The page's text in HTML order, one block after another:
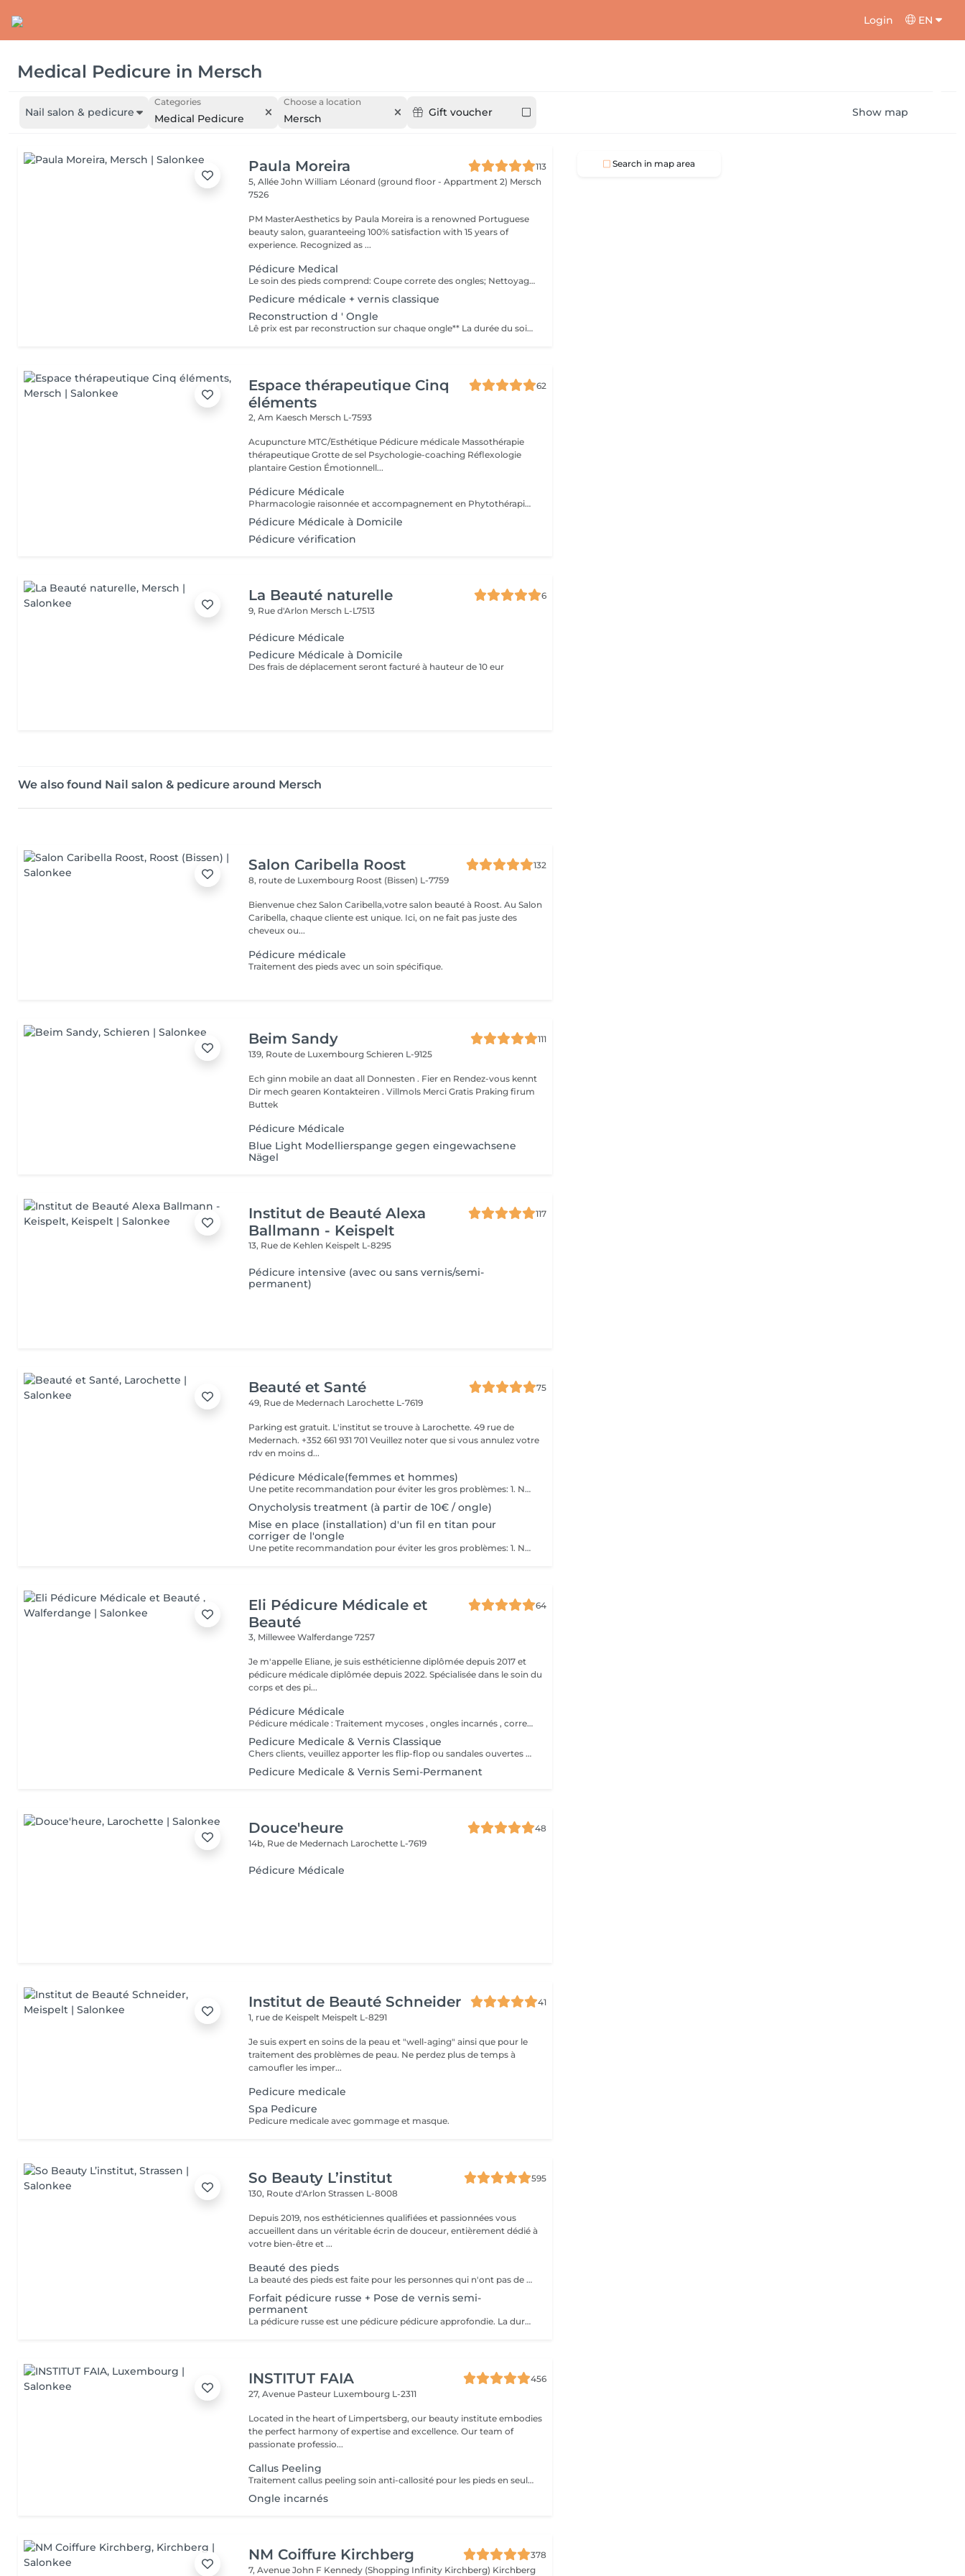
Login EN
Medical Pedicure in Mersch
Nail salon & pedicure
Categories
Medical Pedicure
Choose a location
Mersch Gift voucher Show map
Paula Moreira
113
5, Allée John William Léonard (ground floor - Appartment 2) Mersch
7526
PM MasterAesthetics by Paula Moreira is a renowned Portuguese
beauty salon, guaranteeing 100% satisfaction with 15 years of
experience. Recognized as ...
Pédicure Medical
Le soin des pieds comprend: Coupe correte des ongles; Nettoyage complet des ongles; Élimination des callosités; Ongles incarnés; Nettoyage du canal de l'ongle (onychophose); Traitement des champignons; Kératose excessive sur les talons; Peeling médicamenteux; Bain à l'eucalyptus; Pansements (si nécessaire); Crème hydratante
Pedicure médicale + vernis classique
Reconstruction d ' Ongle
Lê prix est par reconstruction sur chaque ongle** La durée du soin est donnée à titre indicatif. Chaque prise en charge débute par une évaluation personnalisée réalisée par notre spécialiste.
Espace thérapeutique Cinq
éléments
62
2, Am Kaesch Mersch L-7593
Acupuncture MTC/Esthétique Pédicure médicale Massothérapie
thérapeutique Grotte de sel Psychologie-coaching Réflexologie
plantaire Gestion Émotionnell...
Pédicure Médicale
Pharmacologie raisonnée et accompagnement en Phytothérapie. Spécialisée en orthopodologie. Mycose, verrue, ongle incarné, mal perforant,...
Pédicure Médicale à Domicile
Pédicure vérification
La Beauté naturelle
6
9, Rue d'Arlon Mersch L-L7513
Pédicure Médicale
Pedicure Médicale à Domicile
Des frais de déplacement seront facturé à hauteur de 10 eur
We also found Nail salon & pedicure around Mersch
Salon Caribella Roost
132
8, route de Luxembourg Roost (Bissen) L-7759
Bienvenue chez Salon Caribella,votre salon beauté à Roost. Au Salon
Caribella, chaque cliente est unique. Ici, on ne fait pas juste des
cheveux ou...
Pédicure médicale
Traitement des pieds avec un soin spécifique.
Beim Sandy
111
139, Route de LuxembourgSchieren L-9125
Ech ginn mobile an daat all Donnesten . Fier en Rendez-vous kennt
Dir mech gearen Kontakteiren . Villmols Merci Gratis Praking firum
Buttek
Pédicure Médicale
Blue Light Modellierspange gegen eingewachsene
Nägel
Institut de Beauté Alexa
Ballmann - Keispelt
117
13, Rue de Kehlen Keispelt L-8295
Pédicure intensive (avec ou sans vernis/semi-
permanent)
Beauté et Santé
75
49, Rue de Medernach Larochette L-7619
Parking est gratuit. L'institut se trouve à Larochette. 49 rue de
Medernach. +352 661 931 701 Veuillez noter que si vous annulez votre
rdv en moins d...
Pédicure Médicale(femmes et hommes)
Une petite recommandation pour éviter les gros problèmes: 1. Nous corrigeons la longueur des ongles avec une lime à ongles pour ongles naturels au moins une fois par semaine. 2. Nous n'arrondissons, ni ne coupons les coins ! 3. La forme des ongles de pied est un carré mou (ni rond, ni ovale) Pour courir, il vous faut : 1. Choisire des chaussures en tenant compte des nuances de la structure de votre pied! 2. Vérifier systématiquement la longueur des ongles! 3. Consulter un orthopédiste s'il y a des déformations visibles. Dans le cas contraire, courir apportera plus de problèmes que de bien. Prenez soin de votre santé!
Onycholysis treatment (à partir de 10€ / ongle)
Mise en place (installation) d'un fil en titan pour
corriger de l'ongle
Une petite recommandation pour éviter les gros problèmes: 1. Nous corrigeons la longueur des ongles avec une lime à ongles pour ongles naturels au moins une fois par semaine. 2. Nous n'arrondissons, ni ne coupons les coins! 3. La forme des ongles de pied est un carré mou (ni rond, ni ovale)!
Eli Pédicure Médicale et
Beauté
64
3, MilleweeWalferdange 7257
Je m'appelle Eliane, je suis esthéticienne diplômée depuis 2017 et
pédicure médicale diplômée depuis 2022. Spécialisée dans le soin du
corps et des pi...
Pédicure Médicale
Pédicure médicale : Traitement mycoses , ongles incarnés , corrections des ongles en plicature , ongles en tuile de provence , en volute, durillons, cors ,callosités, crevasses, pied d'athlète et tous les affections. Le prix varie en fonction du problème.
Pedicure Medicale & Vernis Classique
Chers clients, veuillez apporter les flip-flop ou sandales ouvertes pour pose de verniz classique.
Pedicure Medicale & Vernis Semi-Permanent
Douce'heure
48
14b, Rue de Medernach Larochette L-7619
Pédicure Médicale
Institut de Beauté Schneider
41
1, rue de Keispelt Meispelt L-8291
Je suis expert en soins de la peau et "well-aging" ainsi que pour le
traitement des problèmes de peau. Ne perdez plus de temps à
camoufler les imper...
Pedicure medicale
Spa Pedicure
Pedicure medicale avec gommage et masque.
So Beauty L’institut
595
130, Route d'ArlonStrassen L-8008
Depuis 2019, nos esthéticiennes qualifiées et passionnées vous
accueillent dans un véritable écrin de douceur, entièrement dédié à
votre bien-être et ...
Beauté des pieds
La beauté des pieds est faite pour les personnes qui n'ont pas de problème particulier au niveau de leur pieds. Elle comprend la pousse des cuticules, la coupe des ongles et le limage, léger ponçage de la plaque de l'ongle, et rape de la plante du pied. Pose de vernis transparent et application de crème inclues.
Forfait pédicure russe + Pose de vernis semi-
permanent
La pédicure russe est une pédicure pédicure approfondie. La durée de votre vernis permanent va durer 1 semaine de plus.
INSTITUT FAIA
456
27, Avenue Pasteur Luxembourg L-2311
Located in the heart of Limpertsberg, our beauty institute embodies
the perfect harmony of expertise and excellence. Our team of
passionate professio...
Callus Peeling
Traitement callus peeling soin anti-callosité pour les pieds en seulement 15 minutes CALLUSPEELING permet d'éliminer facilement, sans lames ni cutters, les callosités et les fissures, donnant aux pieds une incroyable douceur et une sensation infinie de légèreté.
Ongle incarnés
NM Coiffure Kirchberg
378
7, Avenue John F Kennedy (Shopping Infinity Kirchberg) Kirchberg
Search in map area